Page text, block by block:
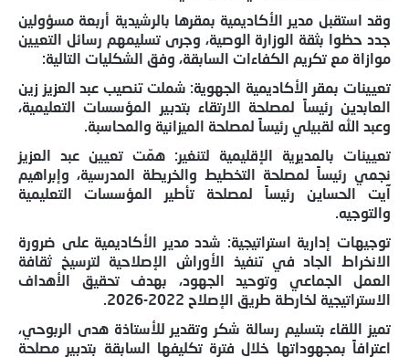
وقد استقبل مدير الأكاديمية بمقرها بالرشيدية أربعة مسؤولين
جدد حظوا بثقة الوزارة الوصية، وجرى تسليمهم رسائل التعيين
موازاة مع تكريم الكفاءات السابقة، وفق الشكليات التالية:
تعيينات بمقر الأكاديمية الجهوية: شملت تنصيب عبد العزيز زين
العابدين رئيساً لمصلحة الارتقاء بتدبير المؤسسات التعليمية،
وعبد الله لقبيلي رئيساً لمصلحة الميزانية والمحاسبة.
تعيينات بالمديرية الإقليمية لتنغير: همّت تعيين عبد العزيز
نجمي رئيساً لمصلحة التخطيط والخريطة المدرسية، وإبراهيم
آيت الحساين رئيساً لمصلحة تأطير المؤسسات التعليمية
والتوجيه.
توجيهات إدارية استراتيجية: شدد مدير الأكاديمية على ضرورة
الانخراط الجاد في تنفيذ الأوراش الإصلاحية لترسيخ ثقافة
العمل الجماعي وتوحيد الجهود، بهدف تحقيق الأهداف
الاستراتيجية لخارطة طريق الإصلاح 2022-2026.
تميز اللقاء بتسليم رسالة شكر وتقدير للأستاذة هدى الربوحي،
اعترافاً بمجهوداتها خلال فترة تكليفها السابقة بتدبير مصلحة